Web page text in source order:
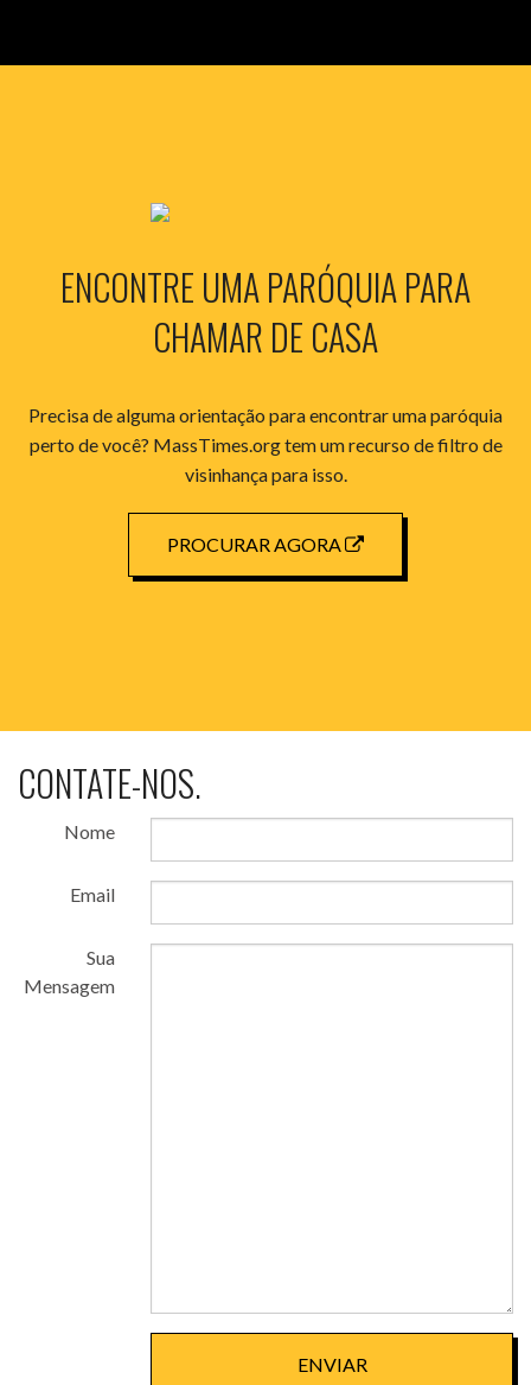
ENCONTRE UMA PARÓQUIA PARA
CHAMAR DE CASA
Precisa de alguma orientação para encontrar uma paróquia
perto de você? MassTimes.org tem um recurso de filtro de
visinhança para isso.
PROCURAR AGORA
CONTATE-NOS.
Nome
Email
Sua
Mensagem